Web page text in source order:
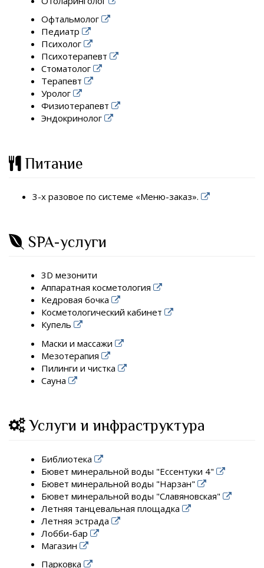
Офтальмолог
Педиатр
Психолог
Психотерапевт
Стоматолог
Терапевт
Уролог
Физиотерапевт
Эндокринолог
Питание
3-х разовое по системе «Меню-заказ».
SPA-услуги
3D мезонити
Аппаратная косметология
Кедровая бочка
Косметологический кабинет
Купель
Маски и массажи
Мезотерапия
Пилинги и чистка
Сауна
Услуги и инфраструктура
Библиотека
Бювет минеральной воды "Ессентуки 4"
Бювет минеральной воды "Нарзан"
Бювет минеральной воды "Славяновская"
Летняя танцевальная площадка
Летняя эстрада
Лобби-бар
Магазин
Парковка